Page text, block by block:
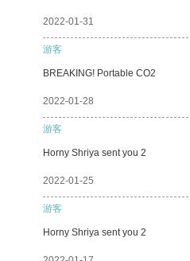
2022-01-31
游客
BREAKING! Portable CO2
2022-01-28
游客
Horny Shriya sent you 2
2022-01-25
游客
Horny Shriya sent you 2